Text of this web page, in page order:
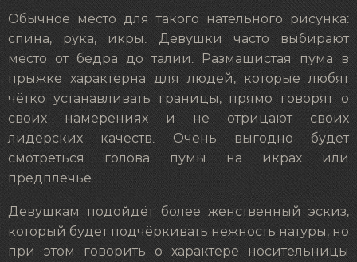
Обычное место для такого нательного рисунка:
спина, рука, икры. Девушки часто выбирают
место от бедра до талии. Размашистая пума в
прыжке характерна для людей, которые любят
чётко устанавливать границы, прямо говорят о
своих намерениях и не отрицают своих
лидерских качеств. Очень выгодно будет
смотреться голова пумы на икрах или
предплечье.
Девушкам подойдёт более женственный эскиз,
который будет подчёркивать нежность натуры, но
при этом говорить о характере носительницы